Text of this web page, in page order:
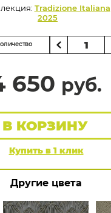
Tradizione Italiana
2025
650 руб.
Купить в 1 клик
В КОРЗИНУ
Другие цвета